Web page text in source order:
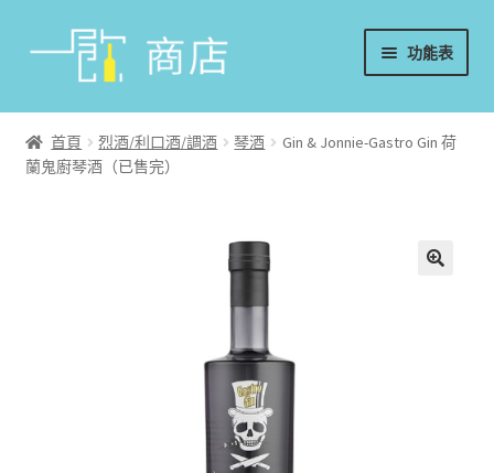
功能表
首頁
葡萄酒
首頁 烈酒/利口酒/調酒 琴酒
Gin & Jonnie-Gastro Gin 荷
蘭鬼廚琴酒（已售完）